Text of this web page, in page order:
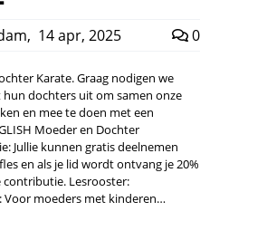
, 14 apr, 2025 0
Karate. Graag nodigen we
hun dochters uit om samen onze
en mee te doen met een
Moeder en Dochter
Jullie kunnen gratis deelnemen
en als je lid wordt ontvang je 20%
Lesrooster:
Voor moeders met kinderen…